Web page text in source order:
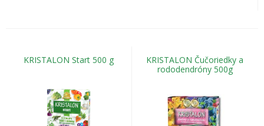
KRISTALON Start 500 g
KRISTALON Čučoriedky a
rododendróny 500g